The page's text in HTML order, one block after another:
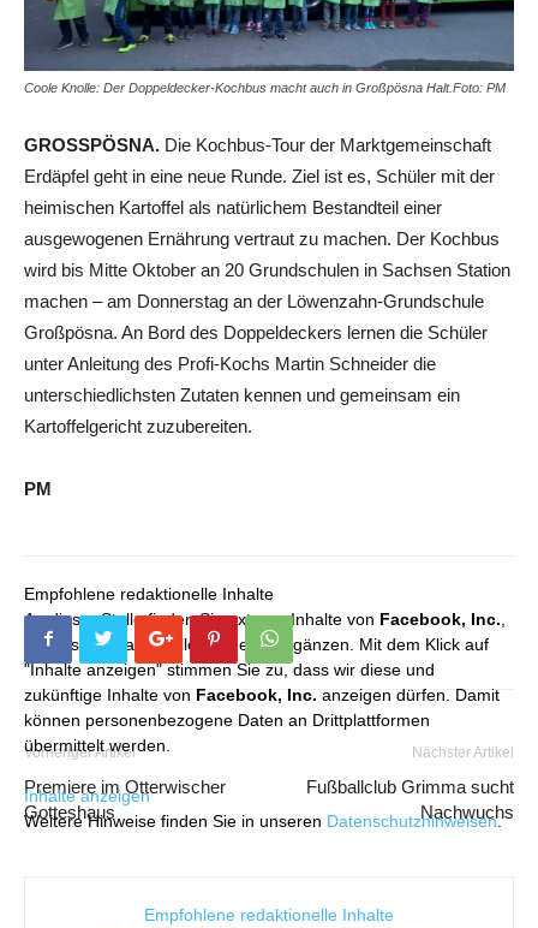
Coole Knolle: Der Doppeldecker-Kochbus macht auch in Großpösna Halt.Foto: PM
GROSSPÖSNA. Die Kochbus-Tour der Marktgemeinschaft
Erdäpfel geht in eine neue Runde. Ziel ist es, Schüler mit der
heimischen Kartoffel als natürlichem Bestandteil einer
ausgewogenen Ernährung vertraut zu machen. Der Kochbus
wird bis Mitte Oktober an 20 Grundschulen in Sachsen Station
machen – am Donnerstag an der Löwenzahn-Grundschule
Großpösna. An Bord des Doppeldeckers lernen die Schüler
unter Anleitung des Profi-Kochs Martin Schneider die
unterschiedlichsten Zutaten kennen und gemeinsam ein
Kartoffelgericht zuzubereiten.
PM
Empfohlene redaktionelle Inhalte
An dieser Stelle finden Sie externe Inhalte von Facebook, Inc.
die unser redaktionelles Angebot ergänzen. Mit dem Klick auf
"Inhalte anzeigen" stimmen Sie zu, dass wir diese und
zukünftige Inhalte von Facebook, Inc. anzeigen dürfen. Damit
können personenbezogene Daten an Drittplattformen
übermittelt werden.
Inhalte anzeigen
Weitere Hinweise finden Sie in unseren Datenschutzhinweisen.
Vorheriger Artikel
Premiere im Otterwischer
Gotteshaus
Nächster Artikel
Fußballclub Grimma sucht
Nachwuchs
Empfohlene redaktionelle Inhalte